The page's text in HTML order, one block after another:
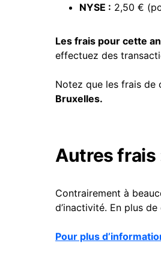
NYSE : 2,50 €
Les frais pour cette
effectuez des
Notez que les frais de
Bruxelles.
Autres frais
Contrairement à
d’inactivité. En plus
Pour plus